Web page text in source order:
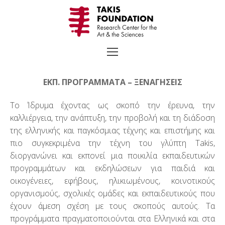
Αναζήτηση
για:
TAKIS
Βιογραφία
Χρονολόγιο
Επιλεγμένα Έργα
Εκθέσεις
ΕΚΠ. ΠΡΟΓΡΆΜΜΑΤΑ – ΞΕΝΑΓΉΣΕΙΣ
Το Ίδρυμα έχοντας ως σκοπό την έρευνα, την
καλλιέργεια, την ανάπτυξη, την προβολή και τη διάδοση
της ελληνικής και παγκόσμιας τέχνης και επιστήμης και
πιο συγκεκριμένα την τέχνη του γλύπτη Takis,
διοργανώνει και εκπονεί μια ποικιλία εκπαιδευτικών
προγραμμάτων και εκδηλώσεων για παιδιά και
οικογένειες, εφήβους, ηλικιωμένους, κοινοτικούς
οργανισμούς, σχολικές ομάδες και εκπαιδευτικούς που
έχουν άμεση σχέση με τους σκοπούς αυτούς. Τα
προγράμματα πραγματοποιούνται στα Ελληνικά και στα